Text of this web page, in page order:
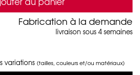
Fabrication à la demande
livraison sous 4 semaines
variations (tailles, couleurs et/ou matériaux)